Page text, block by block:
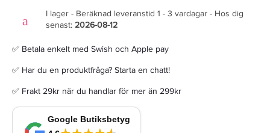
I lager - Beräknad leveranstid 1 - 3 vardagar - Hos dig
senast: 2026-08-12
✅ Betala enkelt med Swish och Apple pay
✅ Har du en produktfråga? Starta en chatt!
✅ Frakt 29kr när du handlar för mer än 299kr